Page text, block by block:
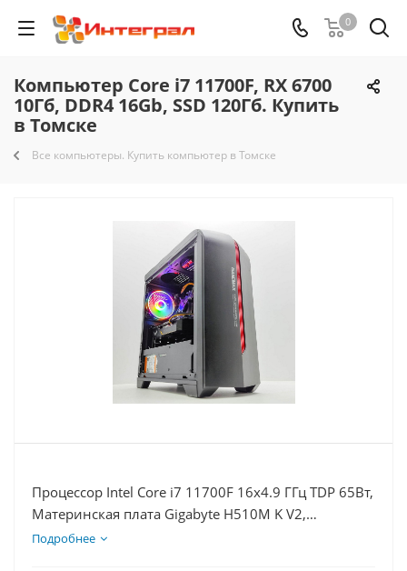
0
Компьютер Core i7 11700F, RX 6700
10Гб, DDR4 16Gb, SSD 120Гб. Купить
в Томске
Все компьютеры. Купить компьютер в Томске
Процессор Intel Core i7 11700F 16x4.9 ГГц TDP 65Вт,
Материнская плата Gigabyte H510M K V2,
Видеокарта RX 6700 10Гб, Память DDR4 16Gb,
Подробнее